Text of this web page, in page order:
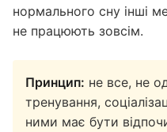
нормального сну інші
не працюють зовсім.
Принцип: не все, не
тренування,
ними має бути